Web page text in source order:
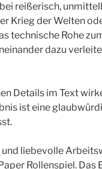
reißerisch,
Krieg der Welten
technische Rohe
dazu
Details im Text
ist eine
liebevolle
Rollenspiel. Das